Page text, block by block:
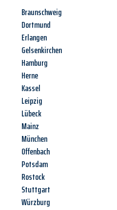
Braunschweig
Dortmund
Erlangen
Gelsenkirchen
Hamburg
Herne
Kassel
Leipzig
Lübeck
Mainz
München
Offenbach
Potsdam
Rostock
Stuttgart
Würzburg